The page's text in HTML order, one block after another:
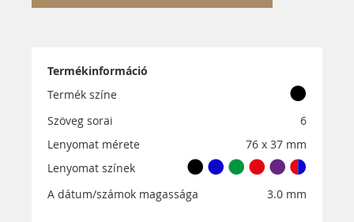
Termékinformáció
Termék színe
Szöveg sorai
6
Lenyomat mérete
76 x 37 mm
Lenyomat színek
A dátum/számok magassága
3.0 mm